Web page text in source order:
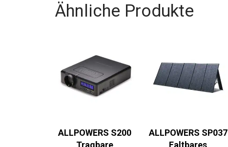
Ähnliche Produkte
ALLPOWERS S200
Tragbare
ALLPOWERS SP037
Faltbares